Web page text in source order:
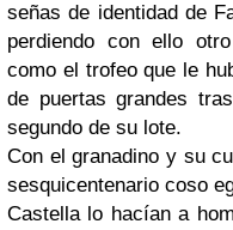
señas de identidad de
perdiendo con ello
como el trofeo que le
de puertas grandes
segundo de su lote.
Con el granadino y su
sesquicentenario coso
Castella lo hacían a